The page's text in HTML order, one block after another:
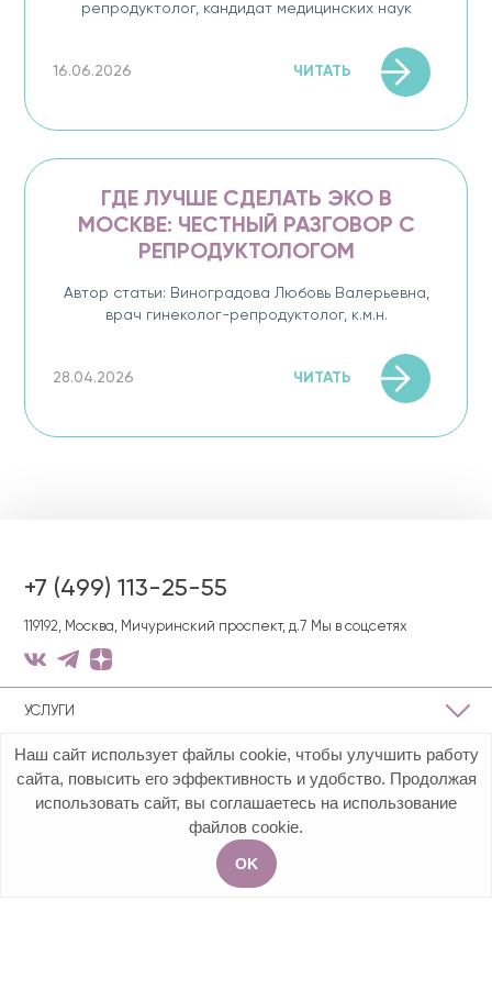
репродуктолог, кандидат медицинских наук
16.06.2026 ЧИТАТЬ
ГДЕ ЛУЧШЕ СДЕЛАТЬ ЭКО В
МОСКВЕ: ЧЕСТНЫЙ РАЗГОВОР С
РЕПРОДУКТОЛОГОМ
Автор статьи: Виноградова Любовь Валерьевна,
врач гинеколог-репродуктолог, к.м.н.
28.04.2026 ЧИТАТЬ
+7 (499) 113-25-55
119192, Москва, Мичуринский проспект, д.7 Мы в соцсетях
УСЛУГИ
О КЛИНИКЕ
ПОЛЕЗНАЯ ИНФОРМАЦИЯ
Наш сайт использует файлы cookie, чтобы улучшить работу
сайта, повысить его эффективность и удобство. Продолжая
использовать сайт, вы соглашаетесь на использование
файлов cookie.
OK